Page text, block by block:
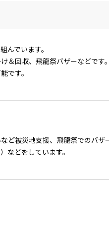
んでいます。
＆回収、飛龍祭バザーなどです。
です。
ど被災地支援、飛龍祭でのバザ
などをしています。